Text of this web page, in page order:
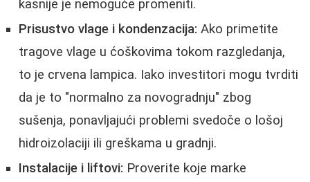
kasnije je nemoguće promeniti.
Prisustvo vlage i kondenzacija: Ako primetite
tragove vlage u ćoškovima tokom razgledanja,
to je crvena lampica. Iako investitori mogu tvrditi
da je to "normalno za novogradnju" zbog
sušenja, ponavljajući problemi svedoče o lošoj
hidroizolaciji ili greškama u gradnji.
Instalacije i liftovi: Proverite koje marke